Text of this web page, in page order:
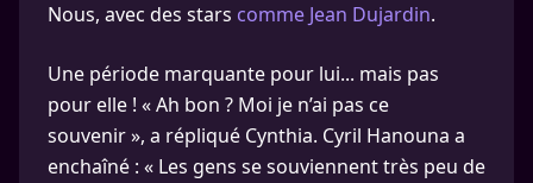
Nous, avec des stars comme Jean Dujardin.
Une période marquante pour lui... mais pas
pour elle ! « Ah bon ? Moi je n’ai pas ce
souvenir », a répliqué Cynthia. Cyril Hanouna a
enchaîné : « Les gens se souviennent très peu de